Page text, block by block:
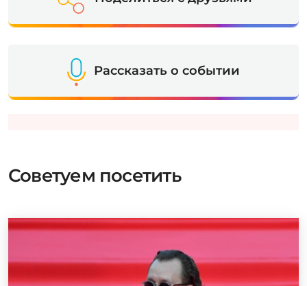
Рассказать о событии
Советуем посетить